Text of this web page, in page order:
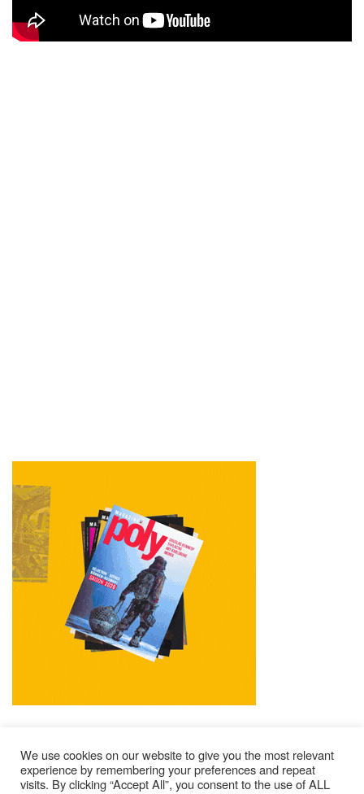
Mentions Légales Contacts Où Trouver Poly ?
We use cookies on our website to give you the most relevant
experience by remembering your preferences and repeat
visits. By clicking “Accept All”, you consent to the use of ALL